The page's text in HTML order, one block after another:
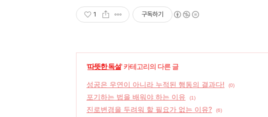
1 구독하기
'따뜻한 독설' 카테고리의 다른 글
성공은 우연이 아니라 누적된 행동의 결과다! (0)
포기하는 법을 배워야 하는 이유 (1)
진로변경을 두려워 할 필요가 없는 이유? (6)